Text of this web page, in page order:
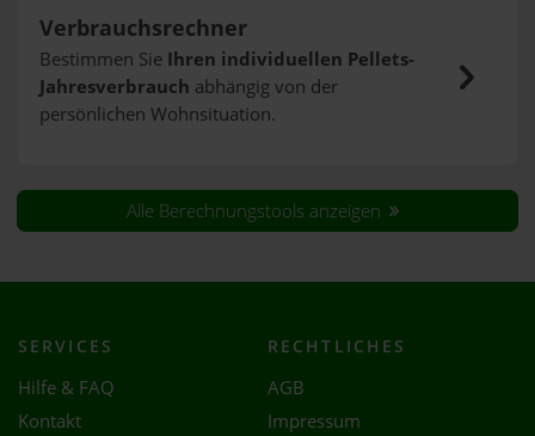
Verbrauchsrechner
Bestimmen Sie Ihren individuellen Pellets-
Jahresverbrauch abhängig von der
persönlichen Wohnsituation.
Alle Berechnungstools anzeigen
SERVICES
Hilfe & FAQ
Kontakt
RECHTLICHES
AGB
Impressum